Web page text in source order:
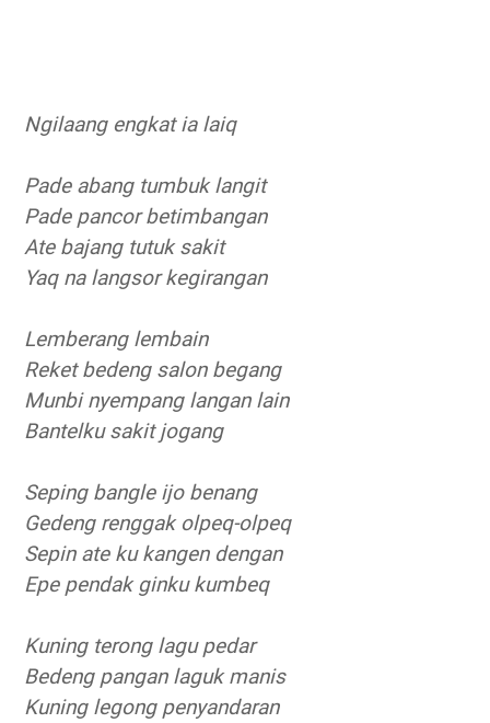
Ngilaang engkat ia laiq
Pade abang tumbuk langit
Pade pancor betimbangan
Ate bajang tutuk sakit
Yaq na langsor kegirangan
Lemberang lembain
Reket bedeng salon begang
Munbi nyempang langan lain
Bantelku sakit jogang
Seping bangle ijo benang
Gedeng renggak olpeq-olpeq
Sepin ate ku kangen dengan
Epe pendak ginku kumbeq
Kuning terong lagu pedar
Bedeng pangan laguk manis
Kuning legong penyandaran